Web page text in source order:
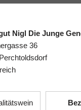
Nigl Die Junge
36